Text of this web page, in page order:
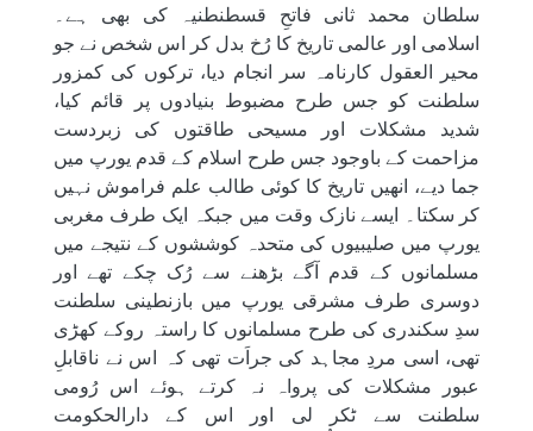
سلطان محمد ثانی فاتحِ قسطنطنیہ کی بھی ہے۔
اسلامی اور عالمی تاریخ کا رُخ بدل کر اس شخص نے جو
محیر العقول کارنامہ سر انجام دیا، ترکوں کی کمزور
سلطنت کو جس طرح مضبوط بنیادوں پر قائم کیا،
شدید مشکلات اور مسیحی طاقتوں کی زبردست
مزاحمت کے باوجود جس طرح اسلام کے قدم یورپ میں
جما دیے، انھیں تاریخ کا کوئی طالب علم فراموش نہیں
کر سکتا۔ ایسے نازک وقت میں جبکہ ایک طرف مغربی
یورپ میں صلیبیوں کی متحدہ کوششوں کے نتیجے میں
مسلمانوں کے قدم آگے بڑھنے سے رُک چکے تھے اور
دوسری طرف مشرقی یورپ میں بازنطینی سلطنت
سدِ سکندری کی طرح مسلمانوں کا راستہ روکے کھڑی
تھی، اسی مردِ مجاہد کی جراَت تھی کہ اس نے ناقابلِ
عبور مشکلات کی پرواہ نہ کرتے ہوئے اس رُومی
سلطنت سے ٹکر لی اور اس کے دارالحکومت